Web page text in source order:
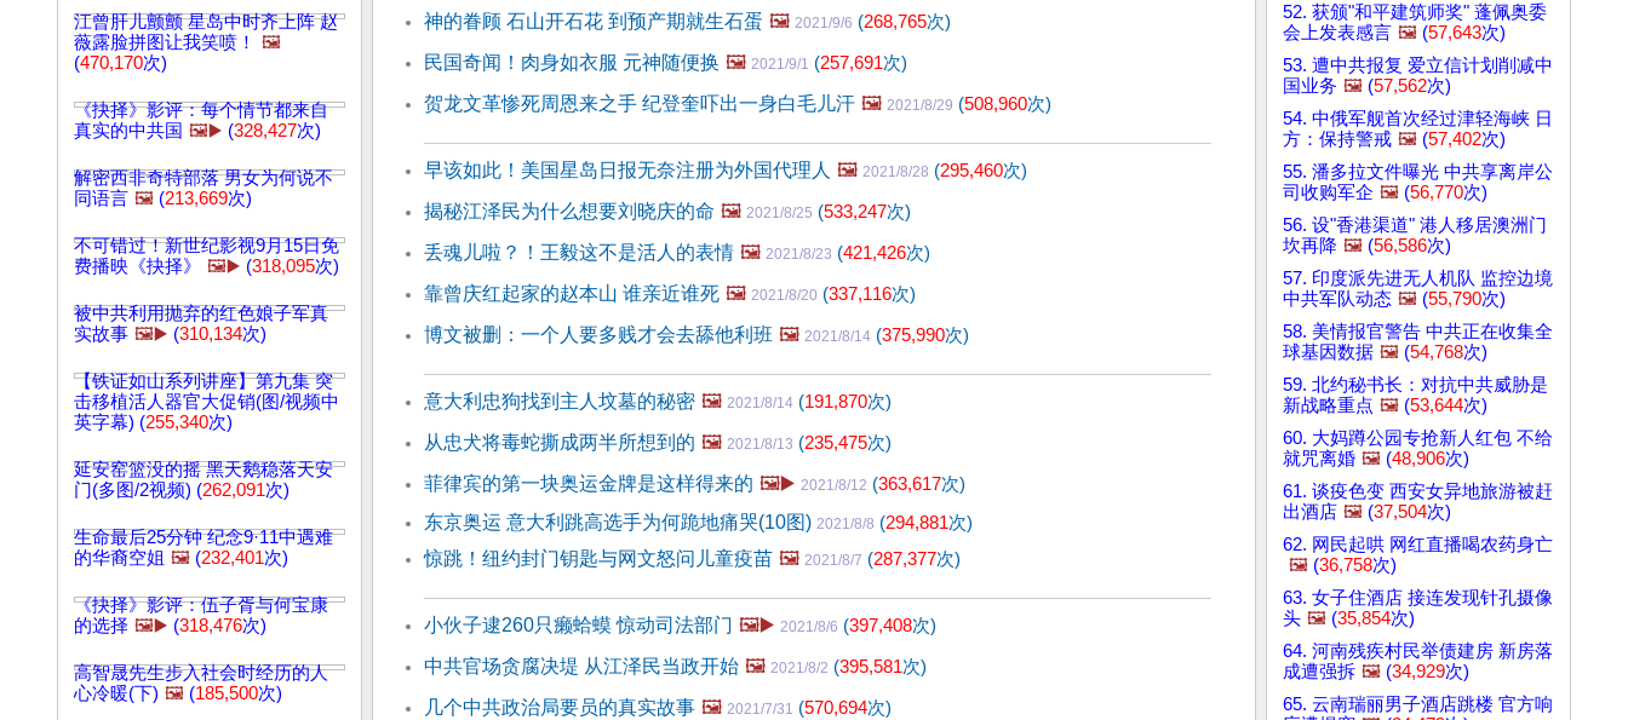
江曾肝儿颤颤 星岛中时齐上阵 赵
薇露脸拼图让我笑喷！
🖼️
(470,170次)
《抉择》影评：每个情节都来自
真实的中共国 🖼️▶️ (328,427次)
解密西非奇特部落 男女为何说不
同语言 🖼️ (213,669次)
不可错过！新世纪影视9月15日免
费播映《抉择》
🖼️▶️ (318,095次)
被中共利用抛弃的红色娘子军真
实故事 🖼️▶️ (310,134次)
【铁证如山系列讲座】第九集 突
击移植活人器官大促销(图/视频中
英字幕) (255,340次)
延安窑篮没的摇 黑天鹅稳落天安
门(多图/2视频) (262,091次)
生命最后25分钟 纪念9·11中遇难
的华裔空姐 🖼️ (232,401次)
《抉择》影评：伍子胥与何宝康
的选择 🖼️▶️ (318,476次)
高智晟先生步入社会时经历的人
心冷暖(下) 🖼️ (185,500次)
神的眷顾 石山开石花 到预产期就生石蛋 🖼️ 2021/9/6 (268,765次)
民国奇闻！肉身如衣服 元神随便换 🖼️ 2021/9/1 (257,691次)
贺龙文革惨死周恩来之手 纪登奎吓出一身白毛儿汗 🖼️ 2021/8/29 (508,960次)
早该如此！美国星岛日报无奈注册为外国代理人 🖼️ 2021/8/28 (295,460次)
揭秘江泽民为什么想要刘晓庆的命 🖼️ 2021/8/25 (533,247次)
丢魂儿啦？！王毅这不是活人的表情 🖼️ 2021/8/23 (421,426次)
靠曾庆红起家的赵本山 谁亲近谁死 🖼️ 2021/8/20 (337,116次)
博文被删：一个人要多贱才会去舔他利班 🖼️ 2021/8/14 (375,990次)
意大利忠狗找到主人坟墓的秘密 🖼️ 2021/8/14 (191,870次)
从忠犬将毒蛇撕成两半所想到的 🖼️ 2021/8/13 (235,475次)
菲律宾的第一块奥运金牌是这样得来的 🖼️▶️ 2021/8/12 (363,617次)
东京奥运 意大利跳高选手为何跪地痛哭(10图) 2021/8/8 (294,881次)
惊跳！纽约封门钥匙与网文怒问儿童疫苗 🖼️ 2021/8/7 (287,377次)
小伙子逮260只癞蛤蟆 惊动司法部门 🖼️▶️ 2021/8/6 (397,408次)
中共官场贪腐决堤 从江泽民当政开始 🖼️ 2021/8/2 (395,581次)
几个中共政治局要员的真实故事 🖼️ 2021/7/31 (570,694次)
52. 获颁"和平建筑师奖" 蓬佩奥委
会上发表感言 🖼️ (57,643次)
53. 遭中共报复 爱立信计划削减中
国业务 🖼️ (57,562次)
54. 中俄军舰首次经过津轻海峡 日
方：保持警戒 🖼️ (57,402次)
55. 潘多拉文件曝光 中共享离岸公
司收购军企 🖼️ (56,770次)
56. 设"香港渠道" 港人移居澳洲门
坎再降 🖼️ (56,586次)
57. 印度派先进无人机队 监控边境
中共军队动态 🖼️ (55,790次)
58. 美情报官警告 中共正在收集全
球基因数据 🖼️ (54,768次)
59. 北约秘书长：对抗中共威胁是
新战略重点 🖼️ (53,644次)
60. 大妈蹲公园专抢新人红包 不给
就咒离婚 🖼️ (48,906次)
61. 谈疫色变 西安女异地旅游被赶
出酒店 🖼️ (37,504次)
62. 网民起哄 网红直播喝农药身亡
🖼️ (36,758次)
63. 女子住酒店 接连发现针孔摄像
头 🖼️ (35,854次)
64. 河南残疾村民举债建房 新房落
成遭强拆 🖼️ (34,929次)
65. 云南瑞丽男子酒店跳楼 官方响